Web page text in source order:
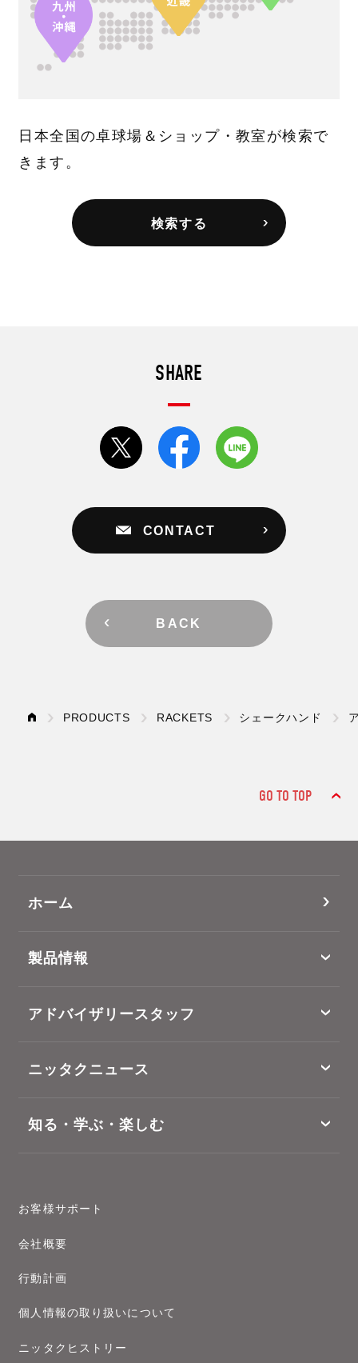
日本全国の卓球場＆ショップ・教室が検索で
きます。
検索する
SHARE
CONTACT
BACK
PRODUCTS RACKETS シェークハンド
GO TO TOP
ホーム
製品情報
アドバイザリースタッフ
ニッタクニュース
知る・学ぶ・楽しむ
お客様サポート
会社概要
行動計画
個人情報の取り扱いについて
ニッタクヒストリー